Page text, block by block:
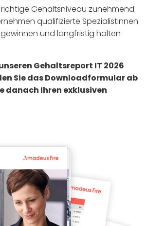
Gehaltsniveau zunehmend
qualifizierte Spezialistinnen
und langfristig halten
Gehaltsreport IT 2026
Sie das Downloadformular ab
danach Ihren exklusiven